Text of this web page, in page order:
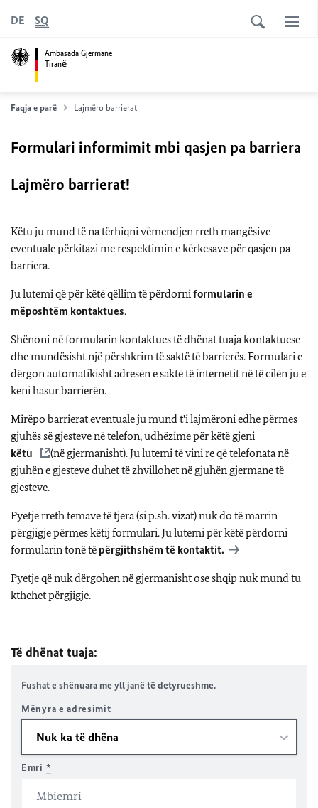
Ambasada Gjermane
Tiranё
DE SQ
Faqja e parë Lajmëro barrierat
Formulari informimit mbi qasjen pa barriera
Lajmëro barrierat!
Këtu ju mund të na tërhiqni vëmendjen rreth mangësive
eventuale përkitazi me respektimin e kërkesave për qasjen pa
barriera.
Ju lutemi që për këtë qëllim të përdorniformularin e
mëposhtëm kontaktues.
Shënoni në formularin kontaktues të dhënat tuaja kontaktuese
dhe mundësisht një përshkrim të saktë të barrierës. Formulari e
dërgon automatikisht adresën e saktë të internetit në të cilën ju e
keni hasur barrierën.
Mirëpo barrierat eventuale ju mund t'i lajmëroni edhe përmes
gjuhës së gjesteve në telefon, udhëzime për këtë gjeni
këtu
(në gjermanisht). Ju lutemi të vini re që telefonata në
gjuhën e gjesteve duhet të zhvillohet në gjuhën gjermane të
gjesteve.
Pyetje rreth temave të tjera (si p.sh. vizat) nuk do të marrin
përgjigje përmes këtij formulari. Ju lutemi për këtë përdorni
formularin tonë të përgjithshëm të kontaktit.
Pyetje që nuk dërgohen në gjermanisht ose shqip nuk mund tu
kthehet përgjigje.
Të dhënat tuaja:
Fushat e shënuara me yll janë të detyrueshme.
Mënyra e adresimit
Emri *